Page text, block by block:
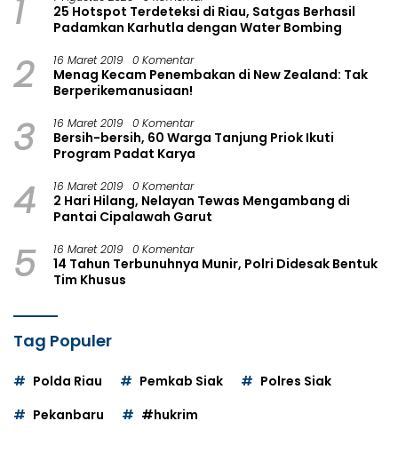
1
25 Hotspot Terdeteksi di Riau, Satgas Berhasil
Padamkan Karhutla dengan Water Bombing
2 16 Maret 2019 0 Komentar
Menag Kecam Penembakan di New Zealand: Tak
Berperikemanusiaan!
3 16 Maret 2019 0 Komentar
Bersih-bersih, 60 Warga Tanjung Priok Ikuti
Program Padat Karya
4 16 Maret 2019 0 Komentar
2 Hari Hilang, Nelayan Tewas Mengambang di
Pantai Cipalawah Garut
5 16 Maret 2019 0 Komentar
14 Tahun Terbunuhnya Munir, Polri Didesak Bentuk
Tim Khusus
Tag Populer
Polda Riau Pemkab Siak
Polres Siak
Pekanbaru
#hukrim